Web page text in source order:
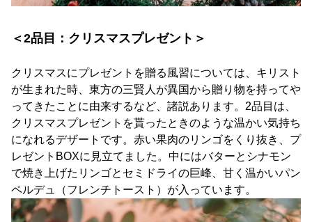
＜2品目：クリスマスプレゼント＞
クリスマスにプレゼントを贈る風習については、キリスト
が生まれた時、東方の三賢人が異国から贈り物を持ってや
ってきたことに由来するなど、諸説あります。2品目は、
クリスマスプレゼントを貰ったときのような温かい気持ち
になれるデザートです。赤い果肉のリンゴをくり抜き、プ
レゼントBOXに見立てました。中にはバターとシナモン
で焼き上げたリンゴとセミドライの巨峰、甘く温かいパン
ペルデュ（フレンチトースト）が入っています。